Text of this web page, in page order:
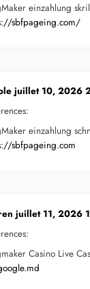
einzahlung
sbfpageing.com/
juillet 10, 2026
einzahlung
sbfpageing.com
juillet 11, 2026
Casino Live